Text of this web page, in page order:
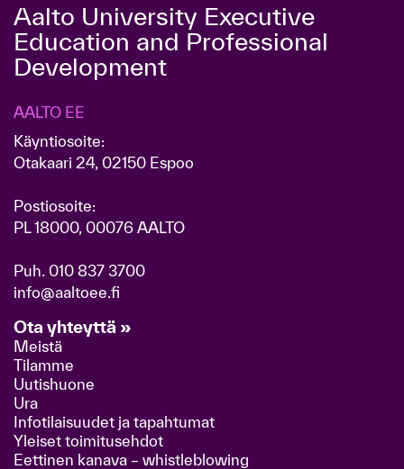
Aalto University Executive
Education and Professional
Development
AALTO EE
Käyntiosoite:
Otakaari 24, 02150 Espoo
Postiosoite:
PL 18000, 00076 AALTO
Puh. 010 837 3700
info@aaltoee.fi
Ota yhteyttä »
Meistä
Tilamme
Uutishuone
Ura
Infotilaisuudet ja tapahtumat
Yleiset toimitusehdot
Eettinen kanava – whistleblowing